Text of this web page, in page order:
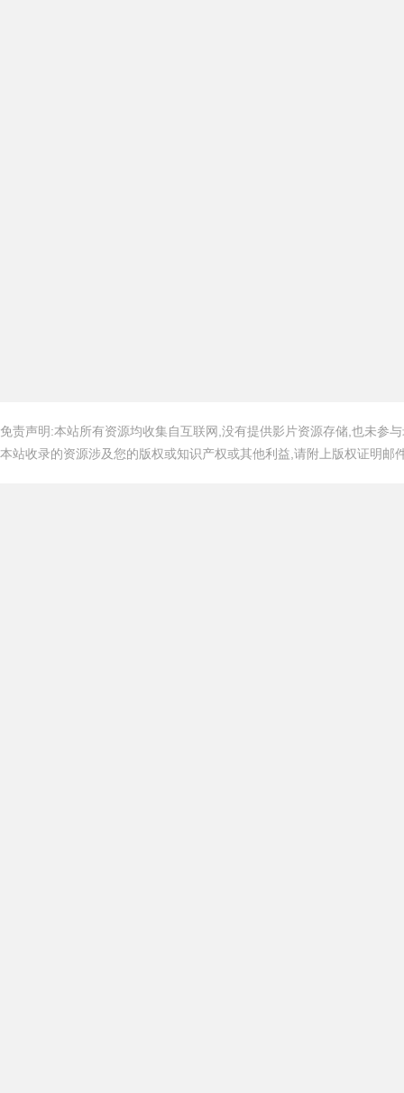
免责声明:本站所有资源均收集自互联网,没有提供影片资源存储,也未参
本站收录的资源涉及您的版权或知识产权或其他利益,请附上版权证明